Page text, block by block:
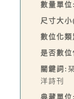
數量單位:
尺寸大
數位化類
是否數位
關鍵詞:
洋詩刊
典藏單位: